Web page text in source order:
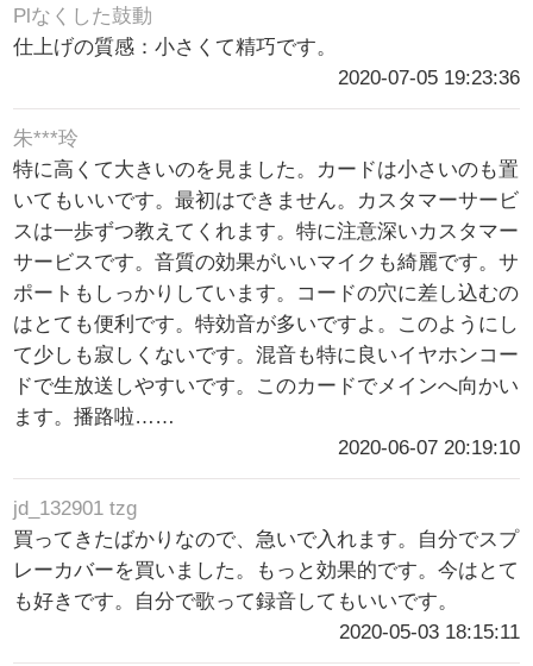
Plなくした鼓動
仕上げの質感：小さくて精巧です。
2020-07-05 19:23:36
朱***玲
特に高くて大きいのを見ました。カードは小さいのも置
いてもいいです。最初はできません。カスタマーサービ
スは一歩ずつ教えてくれます。特に注意深いカスタマー
サービスです。音質の効果がいいマイクも綺麗です。サ
ポートもしっかりしています。コードの穴に差し込むの
はとても便利です。特効音が多いですよ。このようにし
て少しも寂しくないです。混音も特に良いイヤホンコー
ドで生放送しやすいです。このカードでメインへ向かい
ます。播路啦……
2020-06-07 20:19:10
jd_132901 tzg
買ってきたばかりなので、急いで入れます。自分でスプ
レーカバーを買いました。もっと効果的です。今はとて
も好きです。自分で歌って録音してもいいです。
2020-05-03 18:15:11